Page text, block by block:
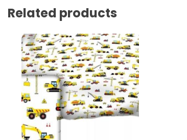
Related products